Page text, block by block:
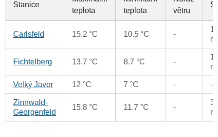
Stanice
teplota
teplota
větru
Carlsfeld 15.2 °C 10.5 °C -
Fichtelberg 13.7 °C 8.7 °C -
Velký Javor 12 °C 7 °C - -
Zinnwald-
Georgenfeld
15.8 °C 11.7 °C -